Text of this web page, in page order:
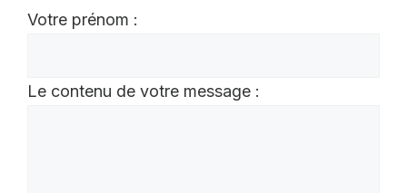
Votre prénom :
Le contenu de votre message :